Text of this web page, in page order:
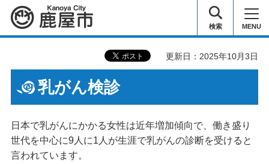
鹿屋市 検索 MENU
更新日：2025年10月3日
乳がん検診
日本で乳がんにかかる女性は近年増加傾向で、働き盛り
世代を中心に9人に1人が生涯で乳がんの診断を受けると
言われています。